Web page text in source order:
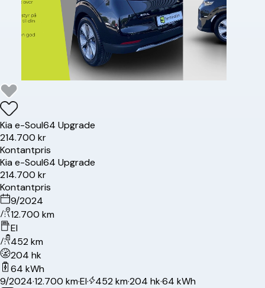
Kiae-Soul64 Upgrade
214.700 kr
Kontantpris
Kiae-Soul64 Upgrade
214.700 kr
Kontantpris
9/2024
12.700 km
El
452 km
204 hk
64 kWh
9/2024·12.700 km·El· 452 km·204 hk·64 kWh